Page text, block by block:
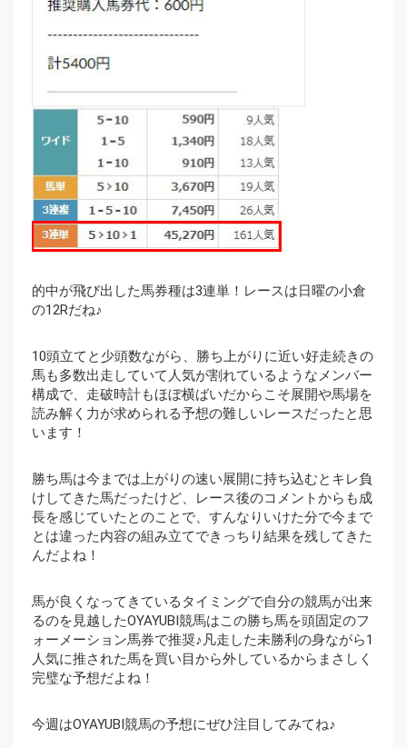
的中が飛び出した馬券種は3連単！レースは日曜の小倉
の12Rだね♪
10頭立てと少頭数ながら、勝ち上がりに近い好走続きの
馬も多数出走していて人気が割れているようなメンバー
構成で、走破時計もほぼ横ばいだからこそ展開や馬場を
読み解く力が求められる予想の難しいレースだったと思
います！
勝ち馬は今までは上がりの速い展開に持ち込むとキレ負
けしてきた馬だったけど、レース後のコメントからも成
長を感じていたとのことで、すんなりいけた分で今まで
とは違った内容の組み立てできっちり結果を残してきた
んだよね！
馬が良くなってきているタイミングで自分の競馬が出来
るのを見越したOYAYUBI競馬はこの勝ち馬を頭固定のフ
ォーメーション馬券で推奨♪凡走した未勝利の身ながら1
人気に推された馬を買い目から外しているからまさしく
完璧な予想だよね！
今週はOYAYUBI競馬の予想にぜひ注目してみてね♪